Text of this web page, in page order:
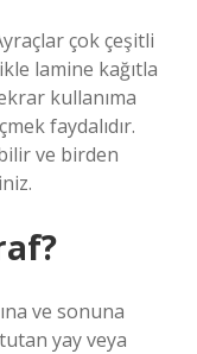
çok çeşitli
lamine kağıtla
kullanıma
faydalıdır.
ve birden
ve sonuna
yay veya